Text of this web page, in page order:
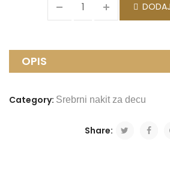
OPIS
Category: Srebrni nakit za decu
Share: